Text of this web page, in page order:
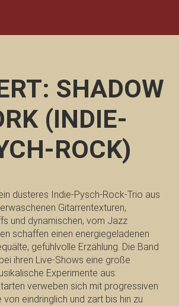
SHADOW
(INDIE-
ROCK)
düsteres Indie-Pysch-Rock-Trio aus
Gitarrentexturen,
und dynamischen, vom Jazz
schaffen einen energiegeladenen
gefühlvolle Erzählung. Die Band
ihren Live-Shows eine große
Experimente aus:
verweben sich mit progressiven
eindringlich und zart bis hin zu